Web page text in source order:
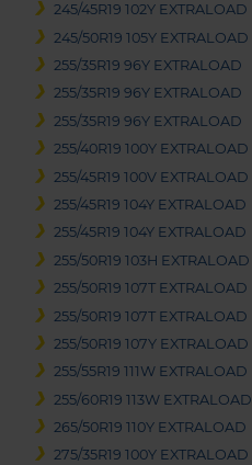
245/45R19 102Y EXTRALOAD
245/50R19 105Y EXTRALOAD
255/35R19 96Y EXTRALOAD
255/35R19 96Y EXTRALOAD
255/35R19 96Y EXTRALOAD
255/40R19 100Y EXTRALOAD
255/45R19 100V EXTRALOAD
255/45R19 104Y EXTRALOAD
255/45R19 104Y EXTRALOAD
255/50R19 103H EXTRALOAD
255/50R19 107T EXTRALOAD
255/50R19 107T EXTRALOAD
255/50R19 107Y EXTRALOAD
255/55R19 111W EXTRALOAD
255/60R19 113W EXTRALOAD
265/50R19 110Y EXTRALOAD
275/35R19 100Y EXTRALOAD